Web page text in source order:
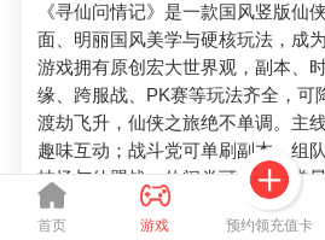
首页 游戏 预约领充值卡
《寻仙问情记》是一款国风竖版仙
面、明丽国风美学与硬核玩法，成
游戏拥有原创宏大世界观，副本、
缘、跨服战、PK赛等玩法齐全，可
渡劫飞升，仙侠之旅绝不单调。主
趣味互动；战斗党可单刷副本、组
技场与仙盟战；休闲党可用轻功赏
题挖宝、解锁成就。无论热血竞技
家都能在此找到专属乐趣，沉浸式